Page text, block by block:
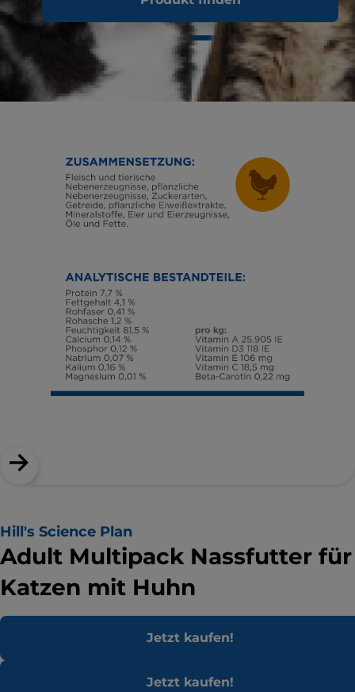
Hill's Science Plan
Adult Multipack Nassfutter für
Katzen mit Huhn
Jetzt kaufen!
Jetzt kaufen!